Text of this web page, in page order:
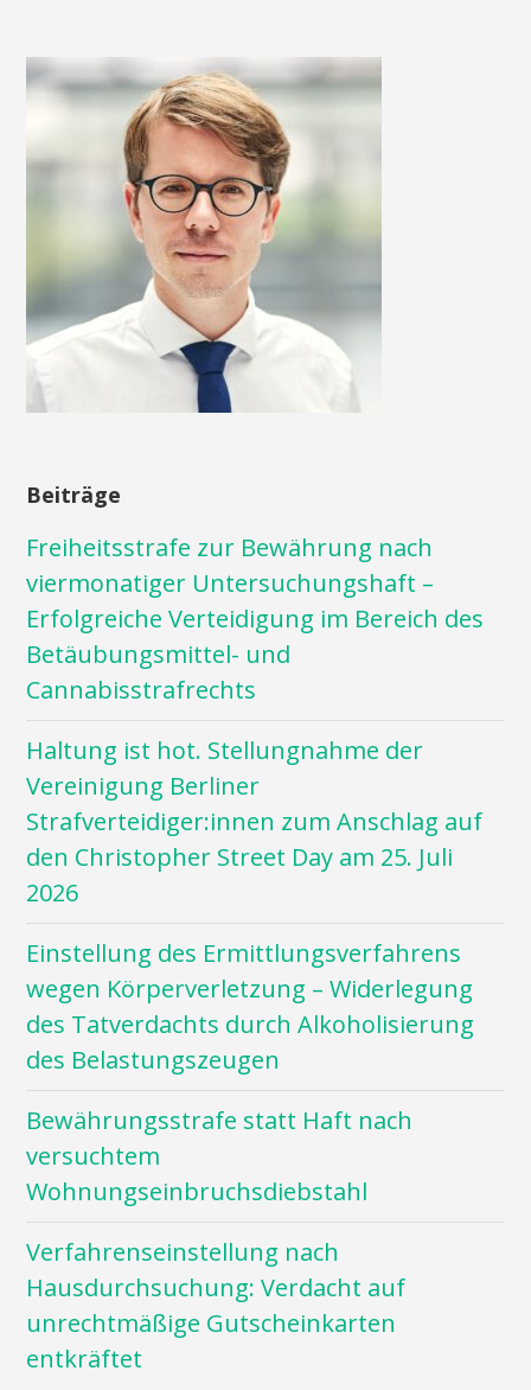
Beiträge
Freiheitsstrafe zur Bewährung nach
viermonatiger Untersuchungshaft –
Erfolgreiche Verteidigung im Bereich des
Betäubungsmittel- und
Cannabisstrafrechts
Haltung ist hot. Stellungnahme der
Vereinigung Berliner
Strafverteidiger:innen zum Anschlag auf
den Christopher Street Day am 25. Juli
2026
Einstellung des Ermittlungsverfahrens
wegen Körperverletzung – Widerlegung
des Tatverdachts durch Alkoholisierung
des Belastungszeugen
Bewährungsstrafe statt Haft nach
versuchtem
Wohnungseinbruchsdiebstahl
Verfahrenseinstellung nach
Hausdurchsuchung: Verdacht auf
unrechtmäßige Gutscheinkarten
entkräftet